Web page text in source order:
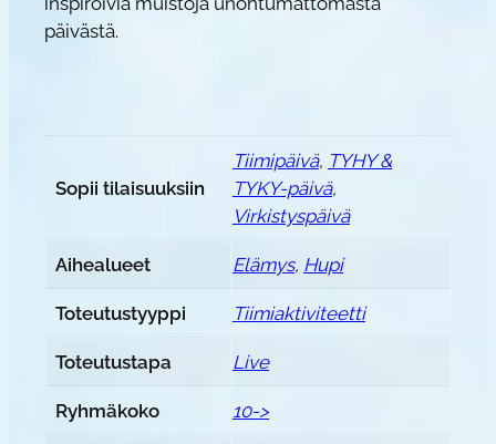
päivästä.
Sopii tilaisuuksiin
Tiimipäivä, TYHY &
TYKY-päivä,
Virkistyspäivä
Aihealueet Elämys, Hupi
Toteutustyyppi Tiimiaktiviteetti
Toteutustapa Live
Ryhmäkoko 10->